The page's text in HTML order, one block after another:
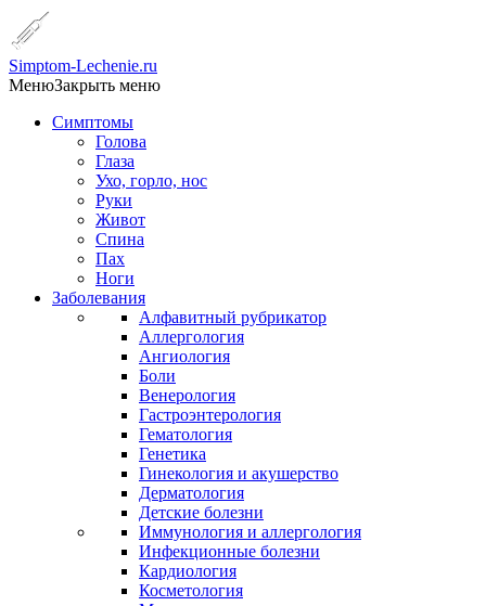
Simptom-Lechenie.ru
МенюЗакрыть меню
Симптомы
Голова
Глаза
Ухо, горло, нос
Руки
Живот
Спина
Пах
Ноги
Заболевания
Алфавитный рубрикатор
Аллергология
Ангиология
Боли
Венерология
Гастроэнтерология
Гематология
Генетика
Гинекология и акушерство
Дерматология
Детские болезни
Иммунология и аллергология
Инфекционные болезни
Кардиология
Косметология